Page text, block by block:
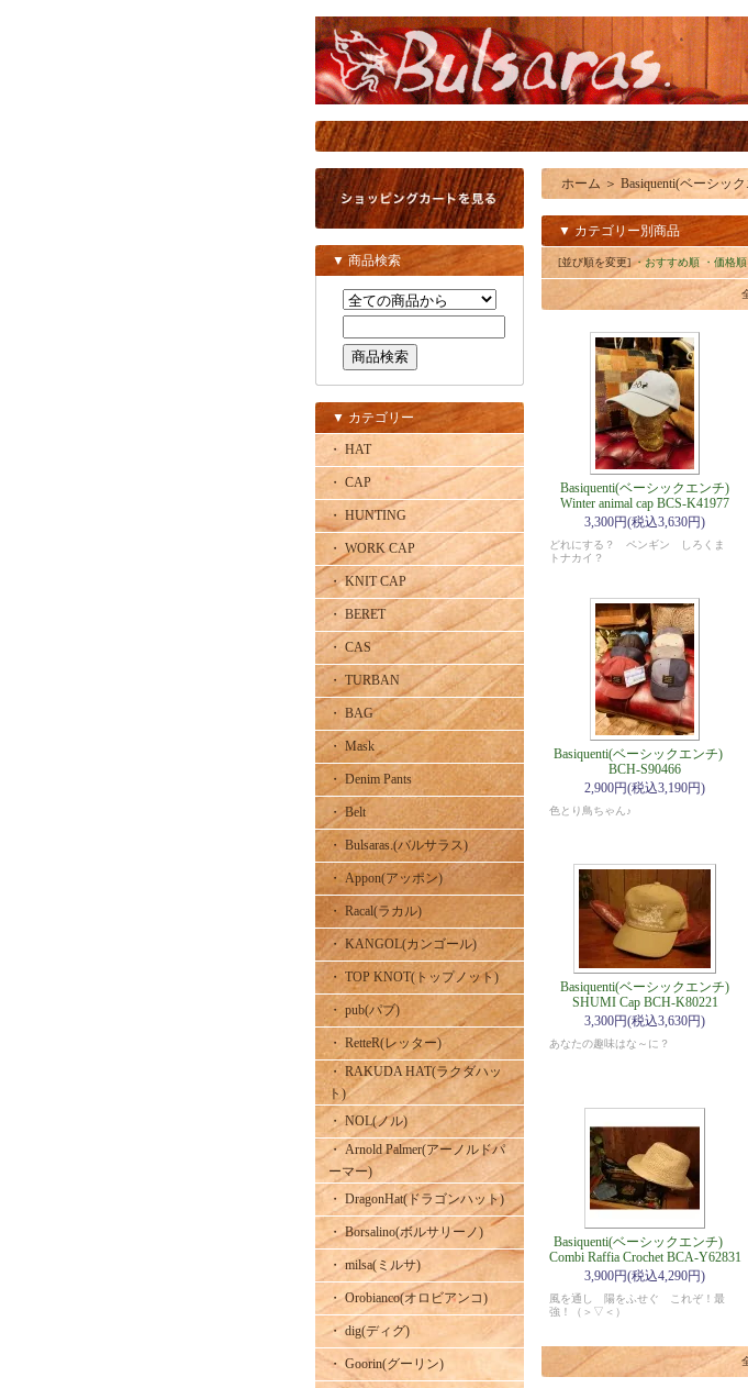
▼ 商品検索
▼ カテゴリー
・ HAT
・ CAP
・ HUNTING
・ WORK CAP
・ KNIT CAP
・ BERET
・ CAS
・ TURBAN
・ BAG
・ Mask
・ Denim Pants
・ Belt
・ Bulsaras.(バルサラス)
・ Appon(アッポン)
・ Racal(ラカル)
・ KANGOL(カンゴール)
・ TOP KNOT(トップノット)
・ pub(パブ)
・ RetteR(レッター)
・ RAKUDA HAT(ラクダハッ
ト)
・ NOL(ノル)
・ Arnold Palmer(アーノルドパ
ーマー)
・ DragonHat(ドラゴンハット)
・ Borsalino(ボルサリーノ)
・ milsa(ミルサ)
・ Orobianco(オロビアンコ)
・ dig(ディグ)
・ Goorin(グーリン)
ホーム ＞ Basiquenti(ベーシッ
▼ カテゴリー別商品
[並び順を変更]・おすすめ順 ・価格順
Basiquenti(ベーシックエンチ)
Winter animal cap BCS-K41977
3,300円(税込3,630円)
どれにする？ ペンギン しろくま
トナカイ？
Basiquenti(ベーシックエンチ)
BCH-S90466
2,900円(税込3,190円)
色とり鳥ちゃん♪
Basiquenti(ベーシックエンチ)
SHUMI Cap BCH-K80221
3,300円(税込3,630円)
あなたの趣味はな～に？
Basiquenti(ベーシックエンチ)
Combi Raffia Crochet BCA-Y62831
3,900円(税込4,290円)
風を通し 陽をふせぐ これぞ！最
強！（＞▽＜）